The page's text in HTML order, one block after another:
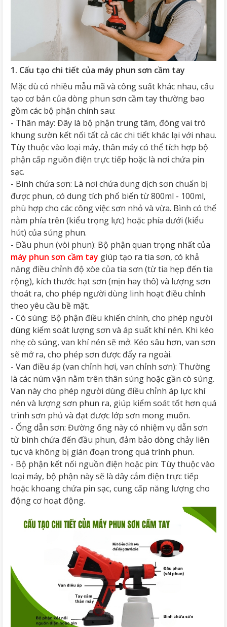
1. Cấu tạo chi tiết của máy phun sơn cầm tay
Mặc dù có nhiều mẫu mã và công suất khác nhau, cấu
tạo cơ bản của dòng phun sơn cầm tay thường bao
gồm các bộ phận chính sau:
- Thân máy: Đây là bộ phận trung tâm, đóng vai trò
khung sườn kết nối tất cả các chi tiết khác lại với nhau.
Tùy thuộc vào loại máy, thân máy có thể tích hợp bộ
phận cấp nguồn điện trực tiếp hoặc là nơi chứa pin
sạc.
- Bình chứa sơn: Là nơi chứa dung dịch sơn chuẩn bị
được phun, có dung tích phổ biến từ 800ml - 100ml,
phù hợp cho các công việc sơn nhỏ và vừa. Bình có thể
nằm phía trên (kiểu trọng lực) hoặc phía dưới (kiểu
hút) của súng phun.
- Đầu phun (vòi phun): Bộ phận quan trọng nhất của
máy phun sơn cầm tay giúp tạo ra tia sơn, có khả
năng điều chỉnh độ xòe của tia sơn (từ tia hẹp đến tia
rộng), kích thước hạt sơn (mịn hay thô) và lượng sơn
thoát ra, cho phép người dùng linh hoạt điều chỉnh
theo yêu cầu bề mặt.
- Cò súng: Bộ phận điều khiển chính, cho phép người
dùng kiểm soát lượng sơn và áp suất khí nén. Khi kéo
nhẹ cò súng, van khí nén sẽ mở. Kéo sâu hơn, van sơn
sẽ mở ra, cho phép sơn được đẩy ra ngoài.
- Van điều áp (van chỉnh hơi, van chỉnh sơn): Thường
là các núm vặn nằm trên thân súng hoặc gần cò súng.
Van này cho phép người dùng điều chỉnh áp lực khí
nén và lượng sơn phun ra, giúp kiểm soát tốt hơn quá
trình sơn phủ và đạt được lớp sơn mong muốn.
- Ống dẫn sơn: Đường ống này có nhiệm vụ dẫn sơn
từ bình chứa đến đầu phun, đảm bảo dòng chảy liên
tục và không bị gián đoạn trong quá trình phun.
- Bộ phận kết nối nguồn điện hoặc pin: Tùy thuộc vào
loại máy, bộ phận này sẽ là dây cắm điện trực tiếp
hoặc khoang chứa pin sạc, cung cấp năng lượng cho
động cơ hoạt động.